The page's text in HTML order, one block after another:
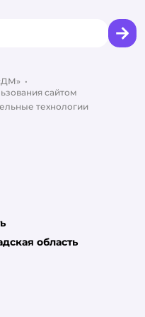
•
сайтом
технологии
область